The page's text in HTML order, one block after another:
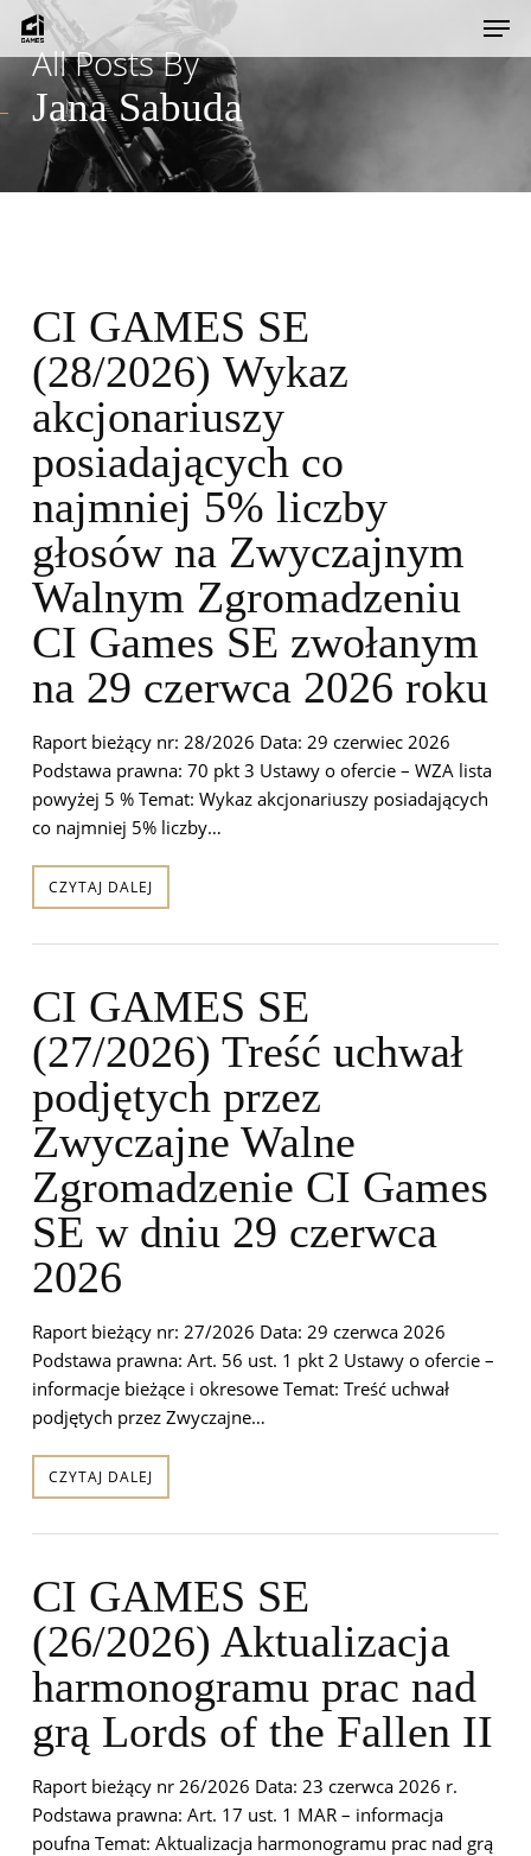
Skip
main
content
All Posts By
Jana Sabuda
CI GAMES SE
(28/2026) Wykaz
akcjonariuszy
posiadających co
najmniej 5% liczby
głosów na Zwyczajnym
Walnym Zgromadzeniu
CI Games SE zwołanym
na 29 czerwca 2026 roku
Raport bieżący nr: 28/2026 Data: 29 czerwiec 2026
Podstawa prawna: 70 pkt 3 Ustawy o ofercie – WZA lista
powyżej 5 % Temat: Wykaz akcjonariuszy posiadających
co najmniej 5% liczby…
CZYTAJ DALEJ
CI GAMES SE
(27/2026) Treść uchwał
podjętych przez
Zwyczajne Walne
Zgromadzenie CI Games
SE w dniu 29 czerwca
2026
Raport bieżący nr: 27/2026 Data: 29 czerwca 2026
Podstawa prawna: Art. 56 ust. 1 pkt 2 Ustawy o ofercie –
informacje bieżące i okresowe Temat: Treść uchwał
podjętych przez Zwyczajne…
CZYTAJ DALEJ
CI GAMES SE
(26/2026) Aktualizacja
harmonogramu prac nad
grą Lords of the Fallen II
Raport bieżący nr 26/2026 Data: 23 czerwca 2026 r.
Podstawa prawna: Art. 17 ust. 1 MAR – informacja
poufna Temat: Aktualizacja harmonogramu prac nad grą